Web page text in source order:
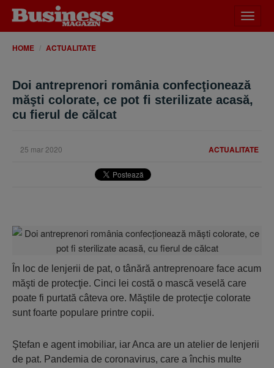
meniu
HOME ACTUALITATE
Doi antreprenori românia confecţionează
măşti colorate, ce pot fi sterilizate acasă,
cu fierul de călcat
ACTUALITATE
25 mar 2020
În loc de lenjerii de pat, o tânără antreprenoare face acum
măşti de protecţie. Cinci lei costă o mască veselă care
poate fi purtată câteva ore. Măştile de protecţie colorate
sunt foarte populare printre copii.
Ştefan e agent imobiliar, iar Anca are un atelier de lenjerii
de pat. Pandemia de coronavirus, care a închis multe